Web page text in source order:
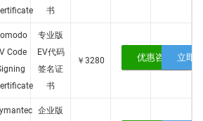
书
Code
专业版
EV代码
签名证
书
￥3280 优惠咨询 立即
企业版